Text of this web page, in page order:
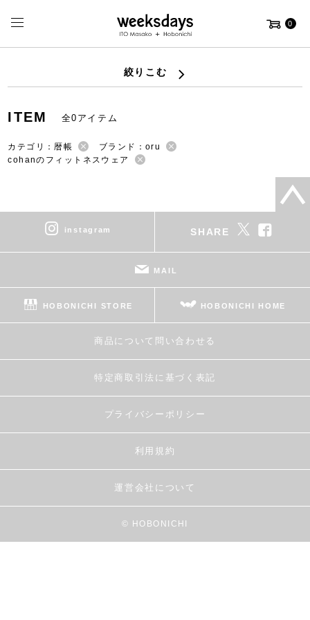
0
絞りこむ
ITEM 全0アイテム
カテゴリ：暦帳
ブランド：oru
cohanのフィットネスウェア
instagram SHARE
MAIL
HOBONICHI STORE HOBONICHI HOME
商品について問い合わせる
特定商取引法に基づく表記
プライバシーポリシー
利用規約
運営会社について
© HOBONICHI